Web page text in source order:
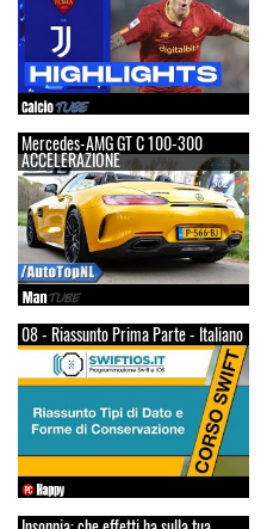
Mercedes-AMG GT C 100-300
ACCELERAZIONE
08 - Riassunto Prima Parte - Italiano